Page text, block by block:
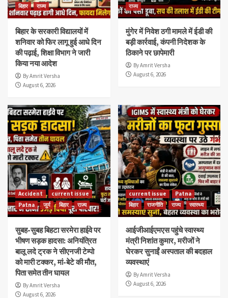
बिहार
राज्य
बिहार के सरकारी विद्यालयों में
शनिवार को फिर लागू हुई आधे दिन
की पढ़ाई, शिक्षा विभाग ने जारी
किया नया आदेश
By Amrit Versha
August 6, 2026
राज्य
मुंगेर में निवेश ठगी मामले में ईडी की
बड़ी कार्रवाई, कंपनी निदेशक के
ठिकाने पर छापेमारी
By Amrit Versha
August 6, 2026
Accident
current issue
Patna
जुर्म बिहार राज्य
सुबह-सुबह बिहटा सरमेरा हाईवे पर
भीषण सड़क हादसा: अनियंत्रित
बालू लदे ट्रक ने सीएनजी टेम्पो
को मारी टक्कर, मां-बेटे की मौत,
पिता समेत तीन घायल
By Amrit Versha
August 6, 2026
current issue
Patna
बिहार
राजनीति राज्य स्वास्थ्य
आईजीआईएमएस पहुंचे स्वास्थ्य
मंत्री निशांत कुमार, मरीजों ने
घेरकर सुनाईं अस्पताल की बदहाल
व्यवस्थाएं
By Amrit Versha
August 6, 2026